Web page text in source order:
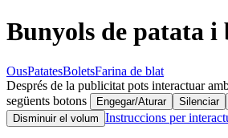
Bunyols de patata i
OusPatatesBoletsFarina de blat
Després de la publicitat pots interactuar
següents botons
Engegar/Aturar Silenciar
Disminuir el volum Instruccions per